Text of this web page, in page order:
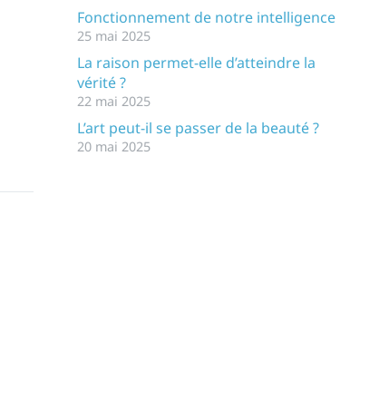
Fonctionnement de notre intelligence
25 mai 2025
La raison permet-elle d’atteindre la
vérité ?
22 mai 2025
L’art peut-il se passer de la beauté ?
20 mai 2025